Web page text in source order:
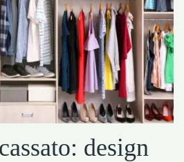
design